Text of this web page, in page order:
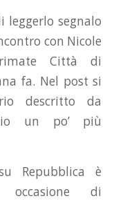
leggerlo segnalo
con Nicole
Città di
fa. Nel post si
descritto da
un po’ più
Repubblica è
di